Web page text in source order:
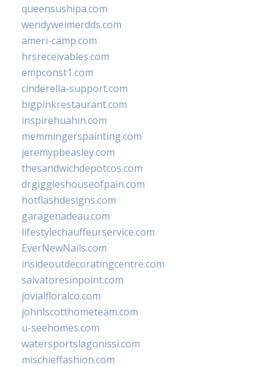
queensushipa.com
wendyweimerdds.com
ameri-camp.com
hrsreceivables.com
empconst1.com
cinderella-support.com
bigpinkrestaurant.com
inspirehuahin.com
memmingerspainting.com
jeremypbeasley.com
thesandwichdepotcos.com
drgiggleshouseofpain.com
hotflashdesigns.com
garagenadeau.com
lifestylechauffeurservice.com
EverNewNails.com
insideoutdecoratingcentre.com
salvatoresinpoint.com
jovialfloralco.com
johnlscotthometeam.com
u-seehomes.com
watersportslagonissi.com
mischieffashion.com